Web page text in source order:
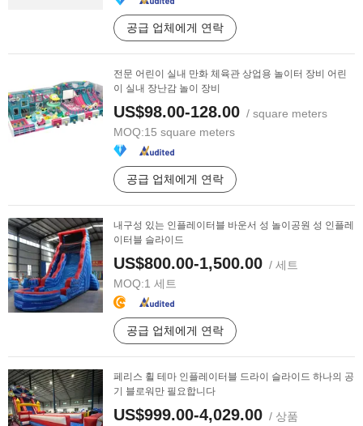
공급 업체에게 연락
전문 어린이 실내 만화 체육관 상업용 놀이터 장비 어린
이 실내 장난감 놀이 장비
US$98.00-128.00 / square meters
MOQ:15 square meters
공급 업체에게 연락
내구성 있는 인플레이터블 바운서 성 놀이공원 성 인플레
이터블 슬라이드
US$800.00-1,500.00 / 세트
MOQ:1 세트
공급 업체에게 연락
페리스 휠 테마 인플레이터블 드라이 슬라이드 하나의 공
기 블로워만 필요합니다
US$999.00-4,029.00 / 상품